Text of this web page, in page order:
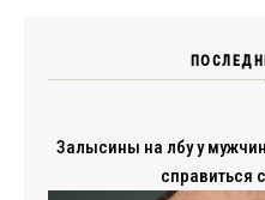
Залысины на лбу у
справиться